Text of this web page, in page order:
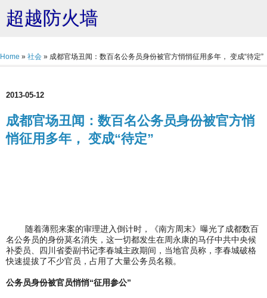
超越防火墙
Home » 社会 » 成都官场丑闻：数百名公务员身份被官方悄悄征用多年， 变成“待定”
2013-05-12
成都官场丑闻：数百名公务员身份被官方悄
悄征用多年， 变成“待定”
随着薄熙来案的审理进入倒计时，《南方周末》曝光了成都数百
名公务员的身份莫名消失，这一切都发生在周永康的马仔中共中央候
补委员、四川省委副书记李春城主政期间，当地官员称，李春城破格
快速提拔了不少官员，占用了大量公务员名额。
公务员身份被官员悄悄“征用参公”